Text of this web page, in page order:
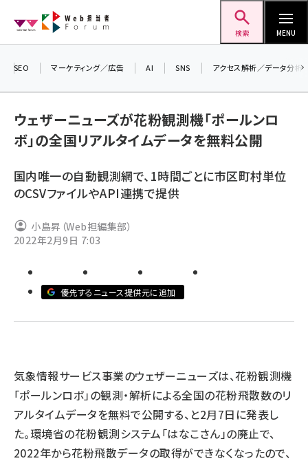
ン
検索 MENU
ai (2804)
note (2312)
z世代 (1622)
SEO マーケティング／広告 AI SNS アクセス解析／データ分析
ウェザーニューズが花粉観測機「ポールンロ
ボ」の全国リアルタイムデータを無料公開
国内唯一の自動観測網で、1時間ごとに市区町村単位
のCSVファイルやAPI連携で提供
小島昇（Web担編集部）
2022年2月9日 7:03
優先するニュース提供元に追加
気象情報サービス事業のウェザーニューズは、花粉観測機
「ポールンロボ」の観測・解析による全国の花粉飛散数のリ
アルタイムデータを無料で公開する、と2月7日に発表し
た。環境省の花粉観測システム「はなこさん」の廃止で、
2022年から花粉飛散データの取得ができなくなったので、